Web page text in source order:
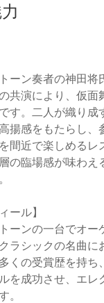
ーン奏者の神田将
共演により、仮面
す。二人が織り成
揚感をもたらし、
間近で楽しめるレ
の臨場感が味わえ
ール】
ーンの一台でオー
ラシックの名曲に
くの受賞歴を持ち
を成功させ、エレ
。